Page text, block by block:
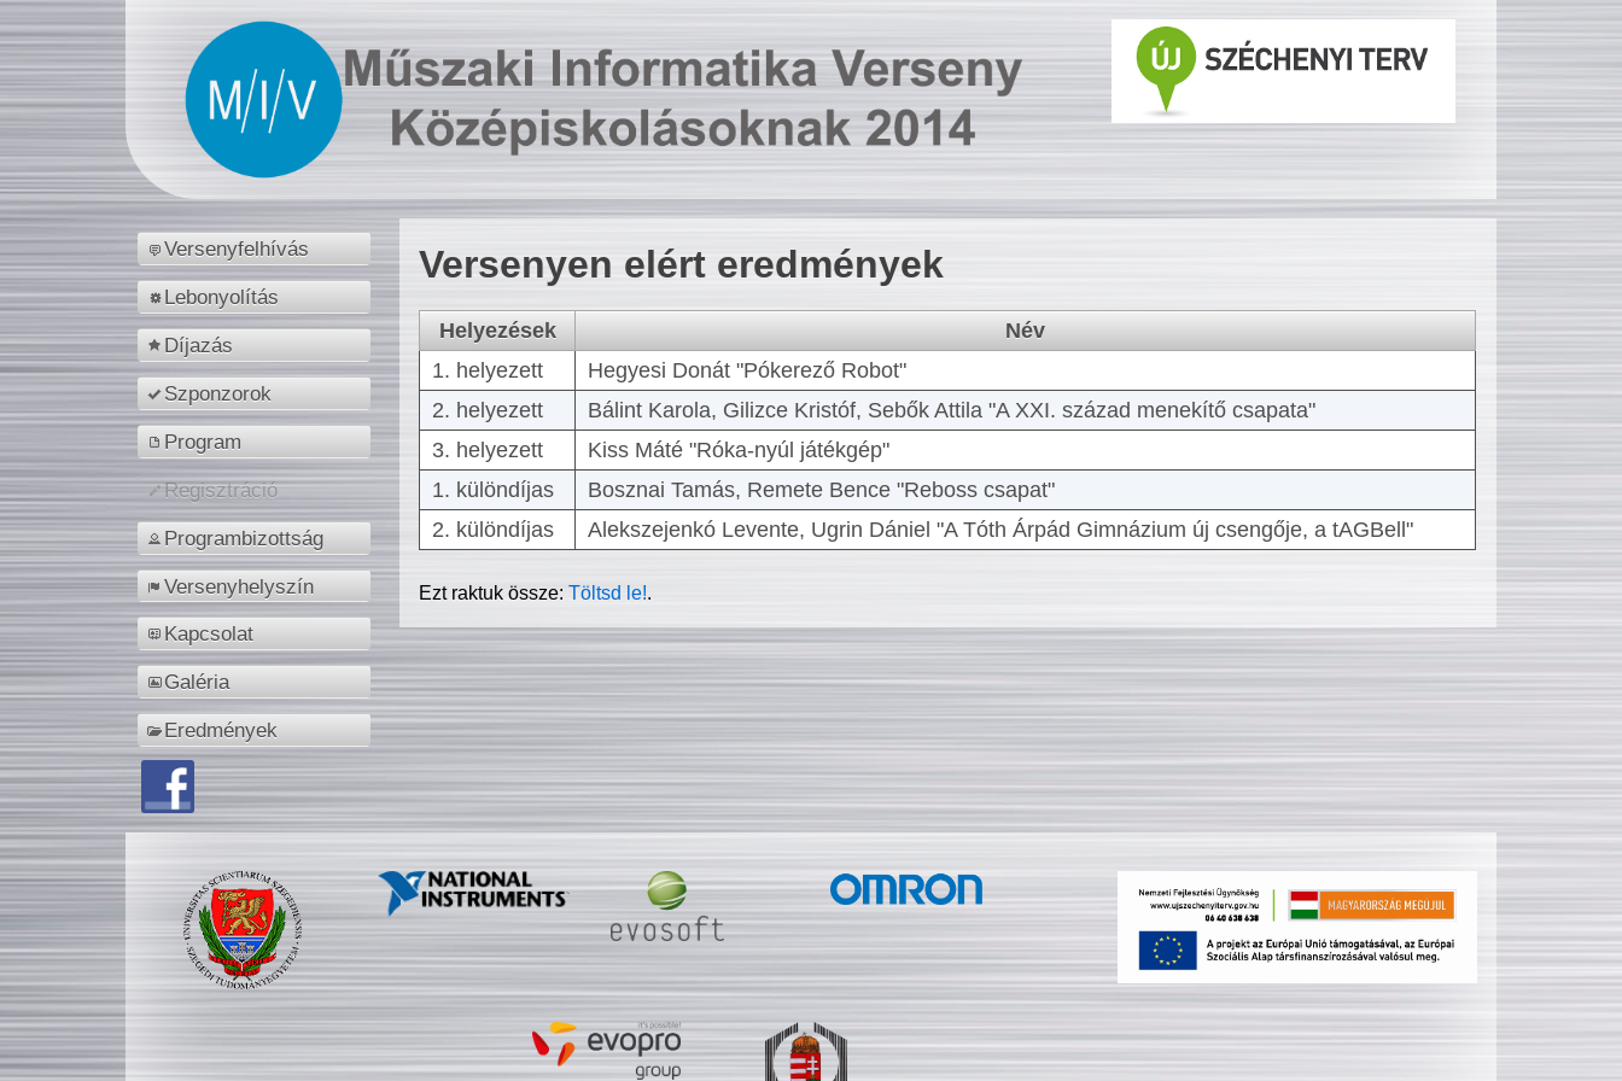
Versenyfelhívás
Lebonyolítás
Díjazás
Szponzorok
Program
Regisztráció
Programbizottság
Versenyhelyszín
Kapcsolat
Galéria
Eredmények
Versenyen elért eredmények
Helyezések
Név
1. helyezett
Hegyesi Donát "Pókerező Robot"
2. helyezett
Bálint Karola, Gilizce Kristóf, Sebők Attila "A XXI. század menekítő csapata"
3. helyezett
Kiss Máté "Róka-nyúl játékgép"
1. különdíjas
Bosznai Tamás, Remete Bence "Reboss csapat"
2. különdíjas
Alekszejenkó Levente, Ugrin Dániel "A Tóth Árpád Gimnázium új csengője, a tAGBell"
Ezt raktuk össze:Töltsd le!.